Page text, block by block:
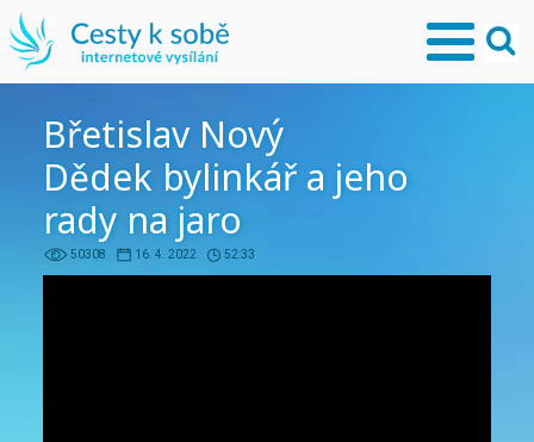
Břetislav Nový
Dědek bylinkář a jeho
rady na jaro
50308 16. 4. 2022 52:33